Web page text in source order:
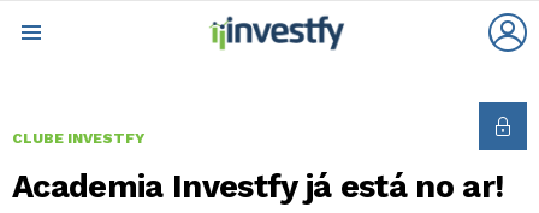
CLUBE INVESTFY
Academia Investfy já está no ar!